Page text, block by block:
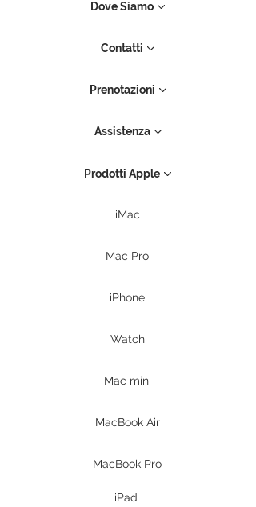
Dove Siamo
Contatti
Prenotazioni
Assistenza
Prodotti Apple
iMac
Mac Pro
iPhone
Watch
Mac mini
MacBook Air
MacBook Pro
iPad